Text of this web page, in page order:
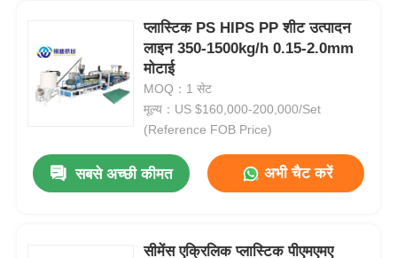
प्लास्टिक PS HIPS PP शीट उत्पादन
लाइन 350-1500kg/h 0.15-2.0mm
मोटाई
MOQ：1 सेट
मूल्य：US $160,000-200,000/Set
(Reference FOB Price)
सबसे अच्छी कीमत अभी चैट करें
सीमेंस एक्रिलिक प्लास्टिक पीएमएमए